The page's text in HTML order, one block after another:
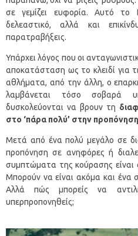
σε γεμίζει ευφορία. Αυτό το
δελεαστικό, αλλά και
παρατραβήξεις.
Υπάρχει λόγος που οι
αποκατάσταση ως το κλειδί για
αθλήματα, από την άλλη, ο
λαμβάνεται τόσο σοβαρά
δυσκολεύονται να βρουν τη
στο ‘πάρα πολύ’ στην
Μετά από ένα πολύ μεγάλο σε
προπόνηση σε ανηφόρες ή
συμπτώματα της κούρασης είναι
Μπορούν να είναι ακόμα και ένα
Αλλά πώς μπορείς να
υπερπροπονηθείς;